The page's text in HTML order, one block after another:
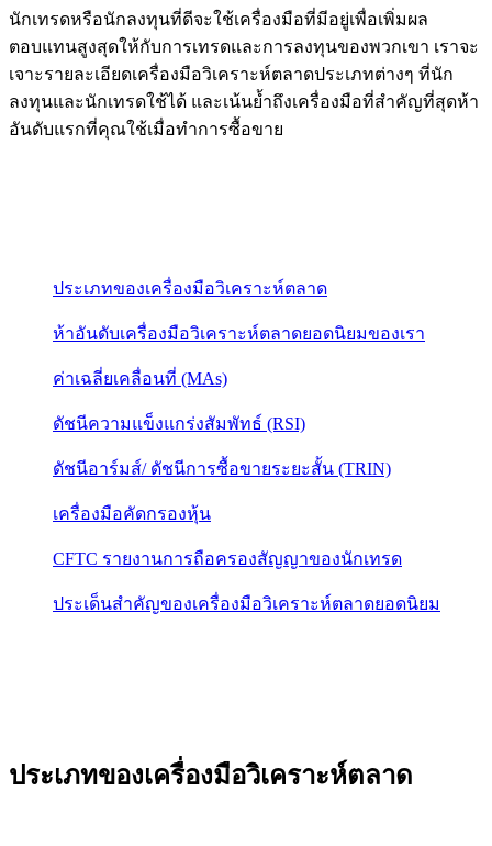
นักเทรดหรือนักลงทุนที่ดีจะใช้เครื่องมือที่มีอยู่เพื่อเพิ่มผล
ตอบแทนสูงสุดให้กับการเทรดและการลงทุนของพวกเขา เราจะ
เจาะรายละเอียดเครื่องมือวิเคราะห์ตลาดประเภทต่างๆ ที่นัก
ลงทุนและนักเทรดใช้ได้ และเน้นย้ำถึงเครื่องมือที่สำคัญที่สุดห้า
อันดับแรกที่คุณใช้เมื่อทำการซื้อขาย
ประเภทของเครื่องมือวิเคราะห์ตลาด
ห้าอันดับเครื่องมือวิเคราะห์ตลาดยอดนิยมของเรา
ค่าเฉลี่ยเคลื่อนที่ (MAs)
ดัชนีความแข็งแกร่งสัมพัทธ์ (RSI)
ดัชนีอาร์มส์/ ดัชนีการซื้อขายระยะสั้น (TRIN)
เครื่องมือคัดกรองหุ้น
CFTC รายงานการถือครองสัญญาของนักเทรด
ประเด็นสำคัญของเครื่องมือวิเคราะห์ตลาดยอดนิยม
ประเภทของเครื่องมือวิเคราะห์ตลาด